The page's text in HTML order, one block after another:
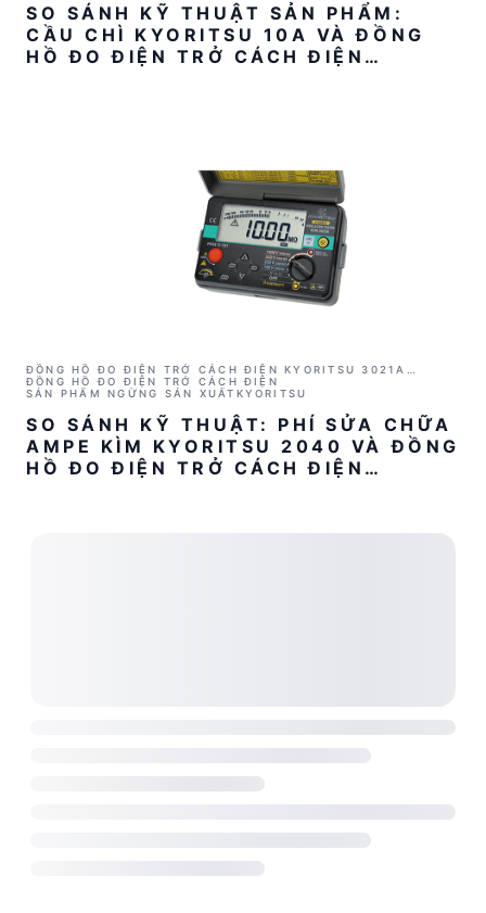
SO SÁNH KỸ THUẬT SẢN PHẨM:
CẦU CHÌ KYORITSU 10A VÀ ĐỒNG
HỒ ĐO ĐIỆN TRỞ CÁCH ĐIỆN
ĐỒNG HỒ ĐO ĐIỆN TRỞ CÁCH ĐIỆN KYORITSU 3021A
(1000V/2GΩ)
ĐỒNG HỒ ĐO ĐIỆN TRỞ CÁCH ĐIỆN
SẢN PHẨM NGỪNG SẢN XUẤT KYORITSU
SO SÁNH KỸ THUẬT: PHÍ SỬA CHỮA
AMPE KÌM KYORITSU 2040 VÀ ĐỒNG
HỒ ĐO ĐIỆN TRỞ CÁCH ĐIỆN